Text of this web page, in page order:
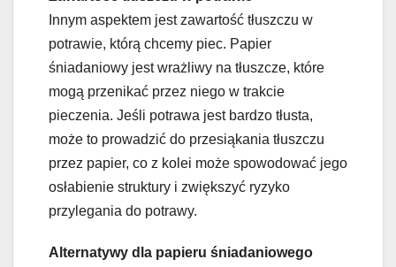
Innym aspektem jest zawartość tłuszczu w
potrawie, którą chcemy piec. Papier
śniadaniowy jest wrażliwy na tłuszcze, które
mogą przenikać przez niego w trakcie
pieczenia. Jeśli potrawa jest bardzo tłusta,
może to prowadzić do przesiąkania tłuszczu
przez papier, co z kolei może spowodować jego
osłabienie struktury i zwiększyć ryzyko
przylegania do potrawy.
Alternatywy dla papieru śniadaniowego